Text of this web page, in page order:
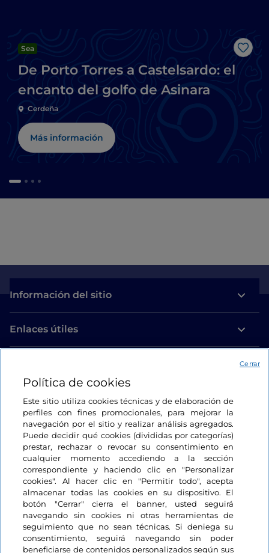
Me
Sea
De Porto Torres a Castelsardo: el
encanto del golfo de Asinara
Cerdeña
Más información
Información del sitio
Enlaces útiles
Estamos en contacto
Política de cookies
Este sitio utiliza cookies técnicas y de elaboración de
perfiles con fines promocionales, para mejorar la
navegación por el sitio y realizar análisis agregados.
Puede decidir qué cookies (divididas por categorías)
prestar, rechazar o revocar su consentimiento en
cualquier momento accediendo a la sección
correspondiente y haciendo clic en "Personalizar
cookies". Al hacer clic en "Permitir todo", acepta
almacenar todas las cookies en su dispositivo. El
botón "Cerrar" cierra el banner, usted seguirá
navegando sin cookies ni otras herramientas de
seguimiento que no sean técnicas. Si deniega su
consentimiento, seguirá navegando sin poder
beneficiarse de contenidos personalizados según sus
Cerrar